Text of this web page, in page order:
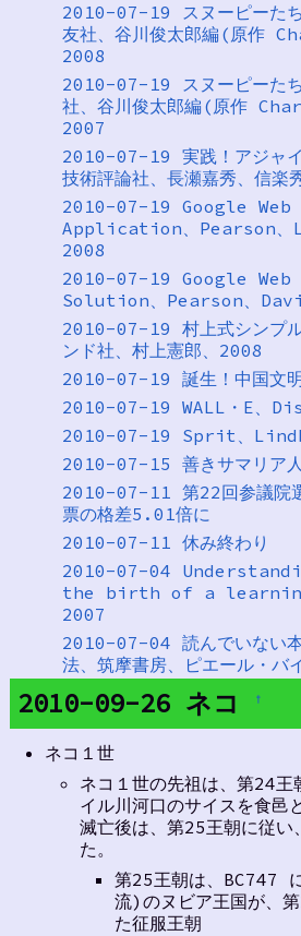
2010-07-19 スヌーピーた
友社、谷川俊太郎編(原作
2008
2010-07-19 スヌーピーた
社、谷川俊太郎編(原作
2007
2010-07-19 実践！アジャイ
技術評論社、長瀬嘉秀、信楽
2010-07-19 Google
Application、Pearson、
2008
2010-07-19 Google
Solution、Pearson、
2010-07-19 村上式シンプル
ンド社、村上憲郎、2008
2010-07-19 誕生！中国文
2010-07-19 WALL・E、
2010-07-19 Sprit、
2010-07-15 善きサマリア人
2010-07-11 第22回参議院
票の格差5.01倍に
2010-07-11 休み終わり
2010-07-04
the birth of a learning
2007
2010-07-04 読んでいない
法、筑摩書房、ピエール・バ
2010-09-26 ネコ †
ネコ１世
ネコ１世の先祖は、第24王
イル川河口のサイスを食邑
滅亡後は、第25王朝に従い
た。
第25王朝は、BC747
流)のヌビア王国が、
た征服王朝